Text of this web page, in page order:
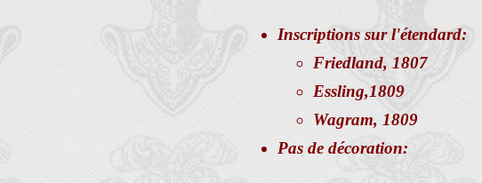
Inscriptions sur l'étendard:
Friedland, 1807
Essling,1809
Wagram, 1809
Pas de décoration: